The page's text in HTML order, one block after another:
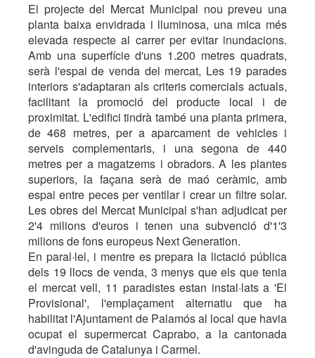
El projecte del Mercat Municipal nou preveu una
planta baixa envidrada i lluminosa, una mica més
elevada respecte al carrer per evitar inundacions.
Amb una superfície d'uns 1.200 metres quadrats,
serà l'espai de venda del mercat, Les 19 parades
interiors s'adaptaran als criteris comercials actuals,
facilitant la promoció del producte local i de
proximitat. L'edifici tindrà també una planta primera,
de 468 metres, per a aparcament de vehicles i
serveis complementaris, i una segona de 440
metres per a magatzems i obradors. A les plantes
superiors, la façana serà de maó ceràmic, amb
espai entre peces per ventilar i crear un filtre solar.
Les obres del Mercat Municipal s'han adjudicat per
2'4 milions d'euros i tenen una subvenció d'1'3
milions de fons europeus Next Generation.
En paral·lel, i mentre es prepara la lictació pública
dels 19 llocs de venda, 3 menys que els que tenia
el mercat vell, 11 paradistes estan instal·lats a 'El
Provisional', l'emplaçament alternatiu que ha
habilitat l'Ajuntament de Palamós al local que havia
ocupat el supermercat Caprabo, a la cantonada
d'avinguda de Catalunya i Carmel.